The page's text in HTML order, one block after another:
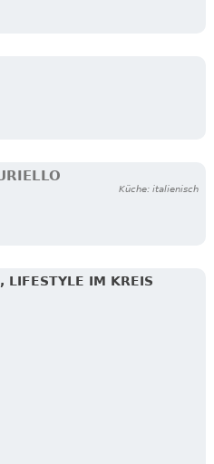
Küche: italienisch
LIFESTYLE IM KREIS